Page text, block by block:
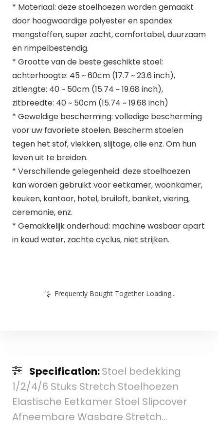
* Materiaal: deze stoelhoezen worden gemaakt
door hoogwaardige polyester en spandex
mengstoffen, super zacht, comfortabel, duurzaam
en rimpelbestendig.
* Grootte van de beste geschikte stoel:
achterhoogte: 45 ~ 60cm (17.7 ~ 23.6 inch),
zitlengte: 40 ~ 50cm (15.74 ~ 19.68 inch),
zitbreedte: 40 ~ 50cm (15.74 ~ 19.68 inch)
* Geweldige bescherming: volledige bescherming
voor uw favoriete stoelen. Bescherm stoelen
tegen het stof, vlekken, slijtage, olie enz. Om hun
leven uit te breiden.
* Verschillende gelegenheid: deze stoelhoezen
kan worden gebruikt voor eetkamer, woonkamer,
keuken, kantoor, hotel, bruiloft, banket, viering,
ceremonie, enz.
* Gemakkelijk onderhoud: machine wasbaar apart
in koud water, zachte cyclus, niet strijken.
Frequently Bought Together Loading...
Specification:Stoel bedekking
1/2/4/6 Stuks Stretch Stoelhoezen
Elastische Eetkamer Stoel Slipcover
Afneembare Wasbare Stretch…